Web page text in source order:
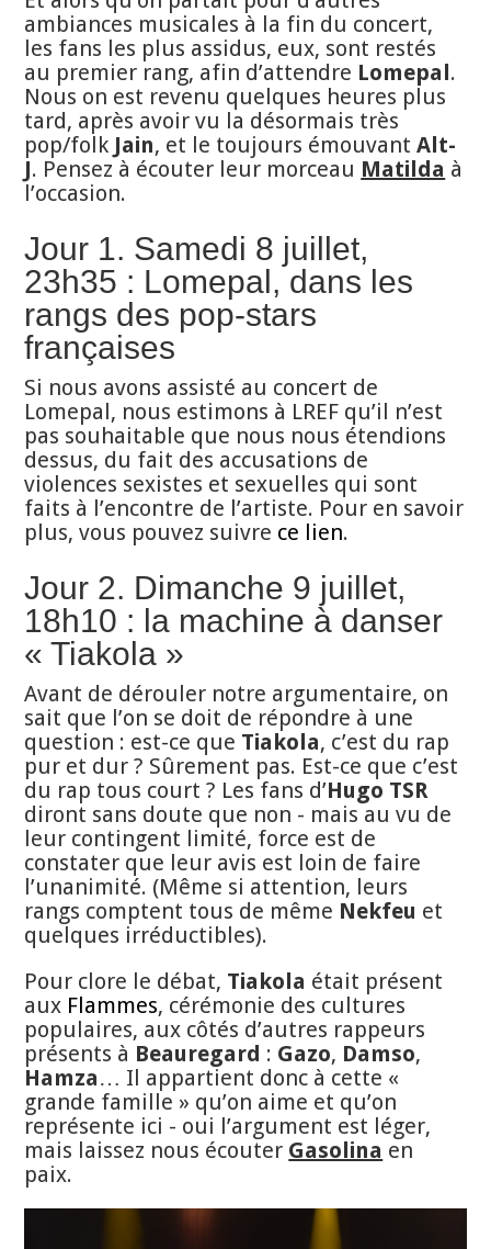
ambiances musicales à la fin du concert,
les fans les plus assidus, eux, sont restés
au premier rang, afin d’attendre Lomepal.
Nous on est revenu quelques heures plus
tard, après avoir vu la désormais très
pop/folk Jain, et le toujours émouvantAlt-
J. Pensez à écouter leur morceau Matilda à
l’occasion.
Jour 1. Samedi 8 juillet,
23h35 : Lomepal, dans les
rangs des pop-stars
françaises
Si nous avons assisté au concert de
Lomepal, nous estimons à LREF qu’il n’est
pas souhaitable que nous nous étendions
dessus, du fait des accusations de
violences sexistes et sexuelles qui sont
faits à l’encontre de l’artiste. Pour en savoir
plus, vous pouvez suivre ce lien.
Jour 2. Dimanche 9 juillet,
18h10 : la machine à danser
« Tiakola »
Avant de dérouler notre argumentaire, on
sait que l’on se doit de répondre à une
question : est-ce que Tiakola, c’est du rap
pur et dur ? Sûrement pas. Est-ce que c’est
du rap tous court ? Les fans d’Hugo TSR
diront sans doute que non - mais au vu de
leur contingent limité, force est de
constater que leur avis est loin de faire
l’unanimité. (Même si attention, leurs
rangs comptent tous de même Nekfeu et
quelques irréductibles).
Pour clore le débat, Tiakola était présent
aux Flammes, cérémonie des cultures
populaires, aux côtés d’autres rappeurs
présents à Beauregard : Gazo, Damso,
Hamza… Il appartient donc à cette «
grande famille » qu’on aime et qu’on
représente ici - oui l’argument est léger,
mais laissez nous écouter Gasolina en
paix.